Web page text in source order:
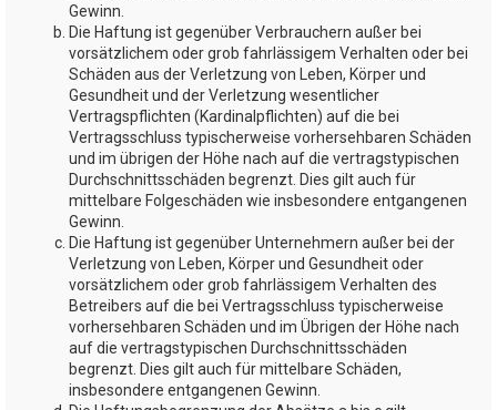
Gewinn.
Die Haftung ist gegenüber Verbrauchern außer bei
vorsätzlichem oder grob fahrlässigem Verhalten oder bei
Schäden aus der Verletzung von Leben, Körper und
Gesundheit und der Verletzung wesentlicher
Vertragspflichten (Kardinalpflichten) auf die bei
Vertragsschluss typischerweise vorhersehbaren Schäden
und im übrigen der Höhe nach auf die vertragstypischen
Durchschnittsschäden begrenzt. Dies gilt auch für
mittelbare Folgeschäden wie insbesondere entgangenen
Gewinn.
Die Haftung ist gegenüber Unternehmern außer bei der
Verletzung von Leben, Körper und Gesundheit oder
vorsätzlichem oder grob fahrlässigem Verhalten des
Betreibers auf die bei Vertragsschluss typischerweise
vorhersehbaren Schäden und im Übrigen der Höhe nach
auf die vertragstypischen Durchschnittsschäden
begrenzt. Dies gilt auch für mittelbare Schäden,
insbesondere entgangenen Gewinn.